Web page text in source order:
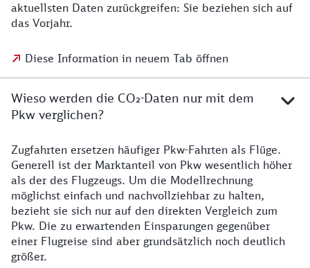
aktuellsten Daten zurückgreifen: Sie beziehen sich auf
das Vorjahr.
Diese Information in neuem Tab öffnen
Wieso werden die CO₂-Daten nur mit dem
Pkw verglichen?
Zugfahrten ersetzen häufiger Pkw-Fahrten als Flüge.
Generell ist der Marktanteil von Pkw wesentlich höher
als der des Flugzeugs. Um die Modellrechnung
möglichst einfach und nachvollziehbar zu halten,
bezieht sie sich nur auf den direkten Vergleich zum
Pkw. Die zu erwartenden Einsparungen gegenüber
einer Flugreise sind aber grundsätzlich noch deutlich
größer.